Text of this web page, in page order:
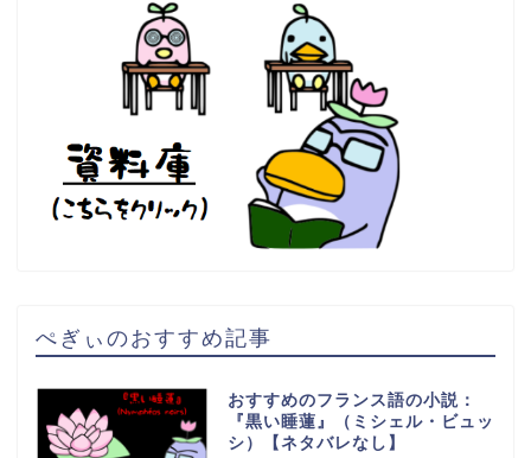
ぺぎぃのおすすめ記事
おすすめのフランス語の小説：
『黒い睡蓮』（ミシェル・ビュッ
シ）【ネタバレなし】